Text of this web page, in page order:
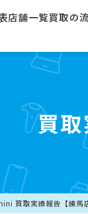
店舗一覧買取の
買
買取実績報告【練馬店